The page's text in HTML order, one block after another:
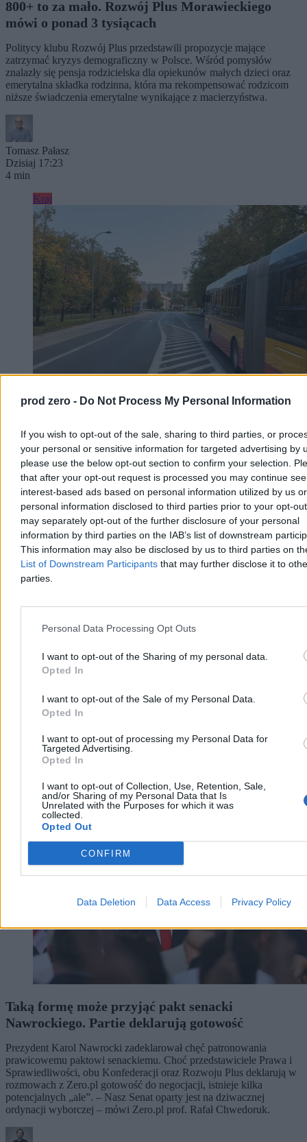
prod zero - Do Not Process My Personal Information
If you wish to opt-out of the sale, sharing to third parties, or
your personal or sensitive information for targeted advertising by
please use the below opt-out section to confirm your selection.
that after your opt-out request is processed you may continue
interest-based ads based on personal information utilized by us or
personal information disclosed to third parties prior to your opt-
may separately opt-out of the further disclosure of your personal
information by third parties on the IAB’s list of downstream
This information may also be disclosed by us to third parties on
List of Downstream Participants that may further disclose it to
parties.
Personal Data Processing Opt Outs
I want to opt-out of the Sharing of my personal data.
Opted In
I want to opt-out of the Sale of my Personal Data.
Opted In
I want to opt-out of processing my Personal Data for
Targeted Advertising.
Opted In
I want to opt-out of Collection, Use, Retention, Sale,
and/or Sharing of my Personal Data that Is
Unrelated with the Purposes for which it was
collected.
Opted Out
CONFIRM
Data Deletion Data Access Privacy Policy
800+ to za mało. Rozwój Plus Morawieckiego
mówi o ponad 3 tysiącach
Politycy klubu Rozwój Plus przedstawili propozycje mające
zatrzymać kryzys demograficzny w Polsce. Wśród pomysłów
znalazły się pensja rodzicielska dla opiekunów małych dzieci oraz
emerytalna składka rodzinna, która ma rekompensować rodzicom
niższe świadczenia emerytalne wynikające z macierzyństwa.
Tomasz Pałasz
Dzisiaj 17:23
4 min
Kraj
spódnicy. ZTM go ukarał
Pan Darek, 50-letni kierowca warszawskiego autobusu, w upalny
dzień założył do pracy spódnicę zamiast regulaminowych spodni.
Pasażerowie warszawskiej linii 213 kibicowali mu i gratulowali
odwagi. Inaczej zareagował ZTM – po kontroli inspektorów
kierowca dostał karę za niezgodny z regulaminem strój.
Tomasz Pałasz
4 min
Reklama
Kraj
Taką formę może przyjąć pakt senacki
Nawrockiego. Partie deklarują gotowość
Prezydent Karol Nawrocki zadeklarował chęć patronowania
prawicowemu paktowi senackiemu. Choć przedstawiciele Prawa i
Sprawiedliwości, obu Konfederacji oraz Rozwoju Plus deklarują w
rozmowach z Zero.pl gotowość do negocjacji, istnieje kilka
potencjalnych „ale”. – Nasz Senat oparty jest na dziwacznej
ordynacji wyborczej – mówi Zero.pl prof. Rafał Chwedoruk.